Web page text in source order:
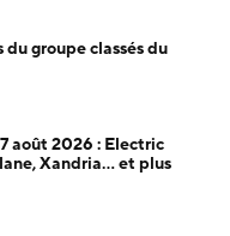
du groupe classés du
août 2026 : Electric
Xandria… et plus